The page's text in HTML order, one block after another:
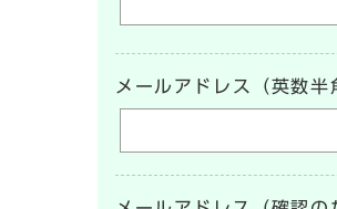
メールアドレス（英数半